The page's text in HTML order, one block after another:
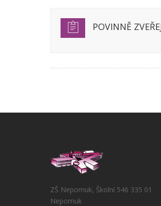
POVINNĚ
ZŠ Nepomuk, Školní 546 335 01
Nepomuk